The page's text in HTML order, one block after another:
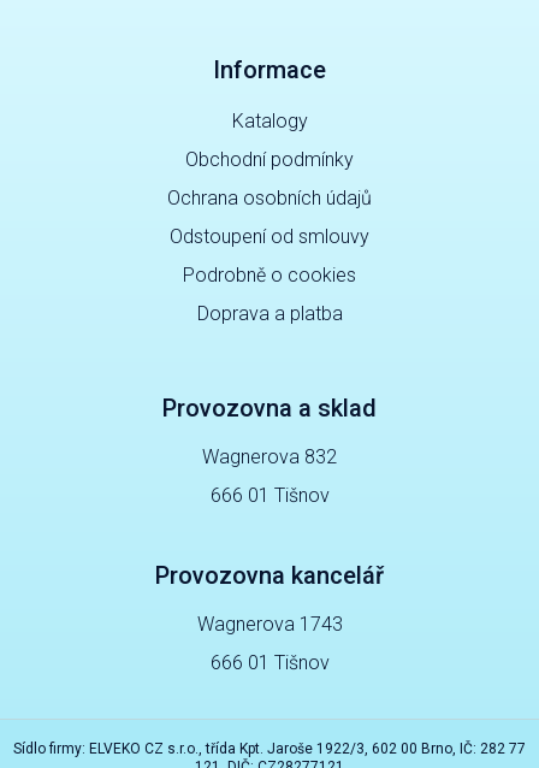
Informace
Katalogy
Obchodní podmínky
Ochrana osobních údajů
Odstoupení od smlouvy
Podrobně o cookies
Doprava a platba
Provozovna a sklad
Wagnerova 832
666 01 Tišnov
Provozovna kancelář
Wagnerova 1743
666 01 Tišnov
Sídlo firmy: ELVEKO CZ s.r.o., třída Kpt. Jaroše 1922/3, 602 00 Brno, IČ: 282 77